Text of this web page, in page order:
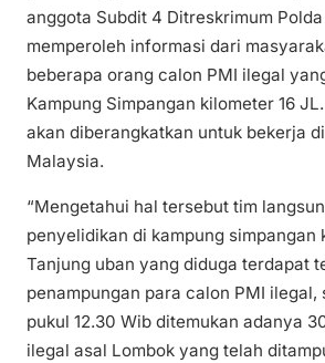
anggota Subdit 4 Ditreskrimum Polda
memperoleh informasi dari
beberapa orang calon PMI ilegal
Kampung Simpangan kilometer 16
akan diberangkatkan untuk bekerja
Malaysia.
“Mengetahui hal tersebut tim
penyelidikan di kampung simpangan
Tanjung uban yang diduga terdapat
penampungan para calon PMI ilegal,
pukul 12.30 Wib ditemukan adanya
ilegal asal Lombok yang telah